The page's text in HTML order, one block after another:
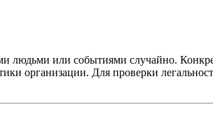
людьми или событиями случайно.
организации. Для проверки